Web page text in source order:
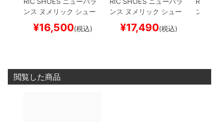
ンス ヌメリック シュー
ズ スニーカー TIAGO LE
MOS 808 LITENM808
¥16,500(税込)
ンス ヌメリック シュー
ズ スニーカー JAMIE FO
Y 306NM306ZUCBLA
¥17,490(税込)
ンス
閲覧した商品